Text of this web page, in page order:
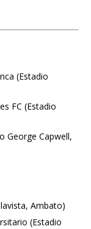
(Estadio
FC (Estadio
George Capwell,
Ambato)
(Estadio